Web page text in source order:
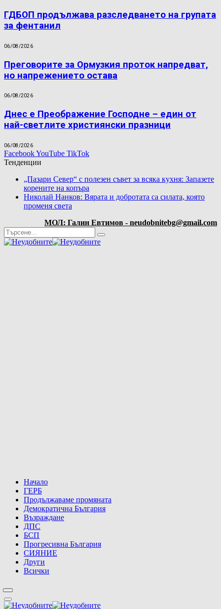
ГДБОП продължава разследването на групата
за фентанил
06/08/2026
Преговорите за Ормузкия проток напредват,
но напрежението остава
06/08/2026
Днес е Преображение Господне – един от
най-светлите християнски празници
06/08/2026
FacebookYouTube TikTok
Тенденции
„Пазари Север“ с полезен съвет за всяка кухня: Запазете
корените на копъра
Николай Нанков: Вярата и добротата са силата, която
променя света
МОЛ: Галин Евтимов - neudobnitebg@gmail.com
Начало
ГЕРБ
Продължаваме промяната
Демократична България
Възраждане
ДПС
БСП
Прогресивна България
СИЯНИЕ
Други
Всички